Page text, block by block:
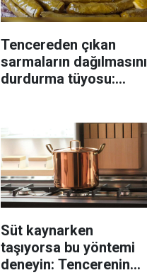
Tencereden çıkan
sarmaların dağılmasını
durdurma tüyosu:
Süt kaynarken
taşıyorsa bu yöntemi
deneyin: Tencerenin